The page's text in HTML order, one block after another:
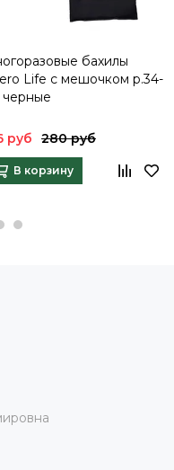
бахилы
Life с мешочком р.34-
черные
руб 280 руб
В корзину